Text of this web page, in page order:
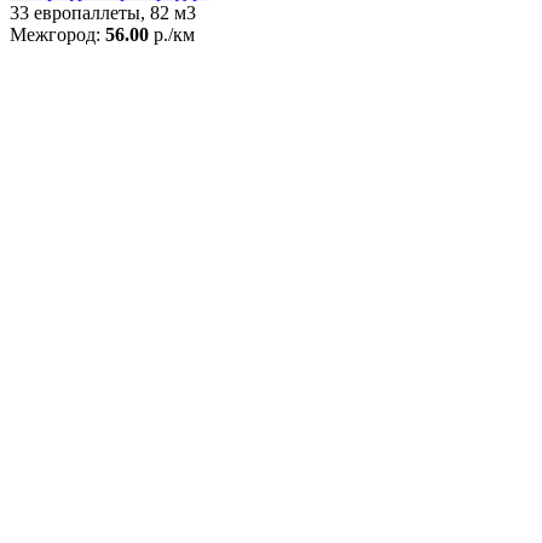
33 европаллеты, 82 м3
Межгород: 56.00 р./км